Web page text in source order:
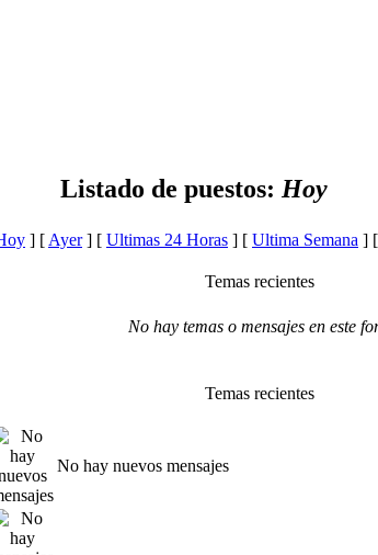
Listado de puestos: Hoy
] [ Ayer] [ Ultimas 24 Horas ] [ Ultima Semana ]
Temas recientes
No hay temas o mensajes en este
Temas recientes
No hay nuevos mensajes